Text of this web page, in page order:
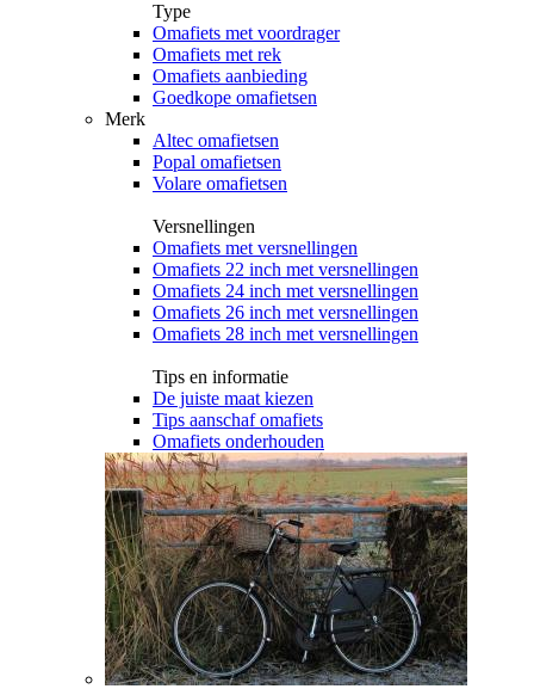
Type
Omafiets met voordrager
Omafiets met rek
Omafiets aanbieding
Goedkope omafietsen
Merk
Altec omafietsen
Popal omafietsen
Volare omafietsen
Versnellingen
Omafiets met versnellingen
Omafiets 22 inch met versnellingen
Omafiets 24 inch met versnellingen
Omafiets 26 inch met versnellingen
Omafiets 28 inch met versnellingen
Tips en informatie
De juiste maat kiezen
Tips aanschaf omafiets
Omafiets onderhouden